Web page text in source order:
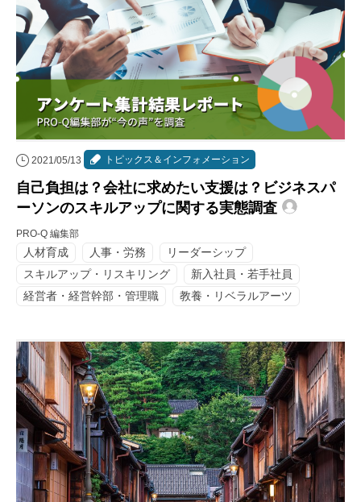
2021/05/13 トピックス＆インフォメーション
自己負担は？会社に求めたい支援は？ビジネスパ
ーソンのスキルアップに関する実態調査
PRO-Q 編集部
人材育成 人事・労務
リーダーシップ
スキルアップ・リスキリング
新入社員・若手社員
経営者・経営幹部・管理職
教養・リベラルアーツ